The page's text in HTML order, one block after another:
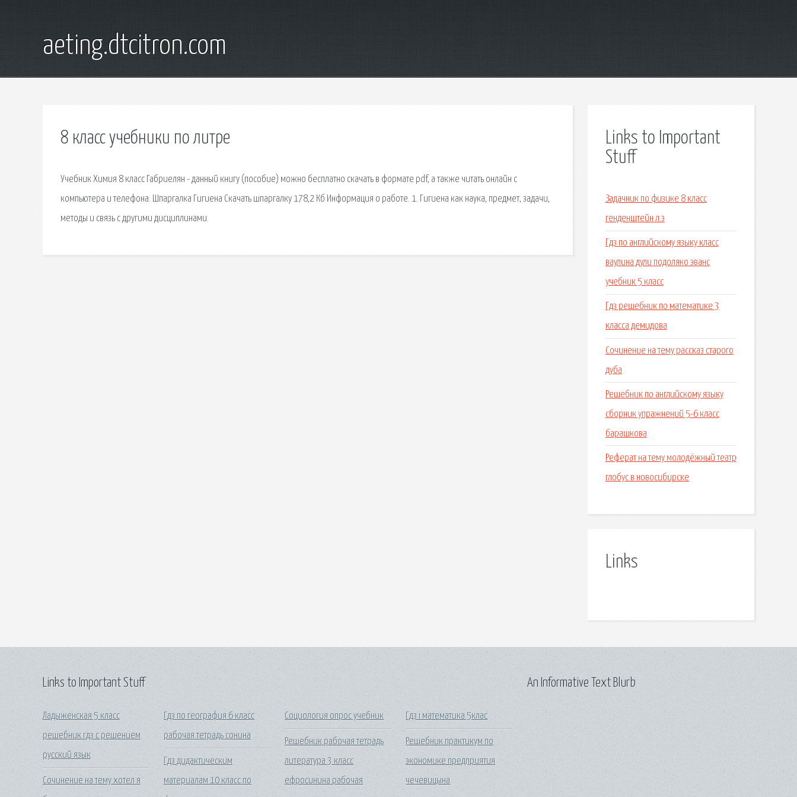
aeting.dtcitron.com
8 класс учебники по литре
Учебник Химия 8 класс Габриелян - данный книгу (пособие) можно бесплатно скачать в формате pdf, а также читать онлайн с
компьютера и телефона. Шпаргалка Гигиена Скачать шпаргалку 178,2 Кб Информация о работе. 1. Гигиена как наука, предмет, задачи,
методы и связь с другими дисциплинами.
Links to Important
Stuff
Задачник по физике 8 класс
генденштейн л.э
Гдз по английскому языку класс
ваулина дули подоляко эванс
учебник 5 класс
Гдз решебник по математике 3
класса демидова
Сочинение на тему рассказ старого
дуба
Решебник по английскому языку
сборник упражнений 5-6 класс
барашкова
Реферат на тему молодёжный театр
глобус в новосибирске
Links
Links to Important Stuff
Ладыженская 5 класс
решебник гдз с решением
русский язык
Сочинение на тему хотел я
Гдз по география 6 класс
рабочая тетрадь сонина
Гдз дидактическим
материалам 10 класс по
Социология опрос учебник
Решебник рабочая тетрадь
литература 3 класс
ефросинина рабочая
Гдз i математика 5клас
Решебник практикум по
экономике предприятия
чечевицына
An Informative Text Blurb